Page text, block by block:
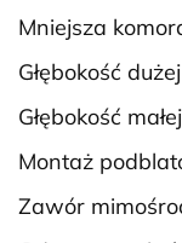
Mniejsza
Głębokość
Głębokość
Montaż
Zawór